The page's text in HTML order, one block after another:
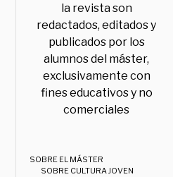
la revista son
redactados, editados y
publicados por los
alumnos del máster,
exclusivamente con
fines educativos y no
comerciales
SOBRE EL MÁSTER
SOBRE CULTURA JOVEN